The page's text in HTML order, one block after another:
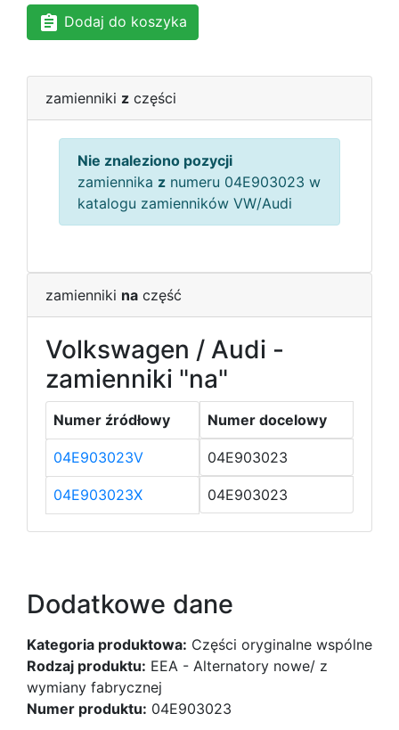
Dodaj do koszyka
zamienniki z części
Nie znaleziono pozycji
zamiennika z numeru 04E903023 w
katalogu zamienników VW/Audi
zamienniki na część
Volkswagen / Audi -
zamienniki "na"
Numer źródłowy Numer docelowy
04E903023V 04E903023
04E903023X 04E903023
Dodatkowe dane
Kategoria produktowa: Części oryginalne wspólne
Rodzaj produktu: EEA - Alternatory nowe/ z
wymiany fabrycznej
Numer produktu: 04E903023